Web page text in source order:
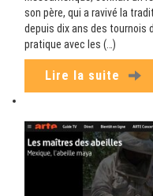
son père, qui a ravivé la
depuis dix ans des tournois
pratique avec les (…)
Lire la suite